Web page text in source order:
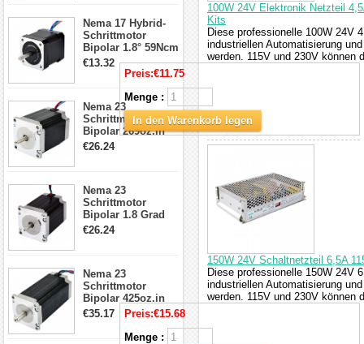
Schrittmotor
Nema 17 Hybrid-
Schrittmotor
Bipolar 1.8° 59Ncm
2A 4 Drähte mit 1m
Kabel & Stecker
Drucker/CNC
€13.32
Nema 23
Schrittmotor
Bipolar 269oz.in
2,8A 57x57x76mm
€26.24
Nema 23
Schrittmotor
Bipolar 1.8 Grad
1.9Nm 3A 3.36V 4
€26.24
Nema 23
Schrittmotor
Bipolar 425oz.in
4.2A 57x57x114mm
Schrittmotor
€35.17
100W 24V Elektronik Netzteil
Kits
Diese professionelle 100W 24V
industriellen Automatisierung
werden. 115V und 230V können
Preis:€11.75
Menge :
In den Warenkorb legen
150W 24V Schaltnetzteil 6,5A
Diese professionelle 150W 24V
industriellen Automatisierung
werden. 115V und 230V können
Preis:€15.68
Menge :